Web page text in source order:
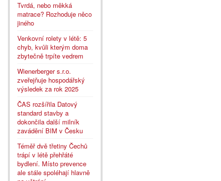
Tvrdá, nebo měkká
matrace? Rozhoduje něco
jiného
Venkovní rolety v létě: 5
chyb, kvůli kterým doma
zbytečně trpíte vedrem
Wienerberger s.r.o.
zveřejňuje hospodářský
výsledek za rok 2025
ČAS rozšířila Datový
standard stavby a
dokončila další milník
zavádění BIM v Česku
Téměř dvě třetiny Čechů
trápí v létě přehřáté
bydlení. Místo prevence
ale stále spoléhají hlavně